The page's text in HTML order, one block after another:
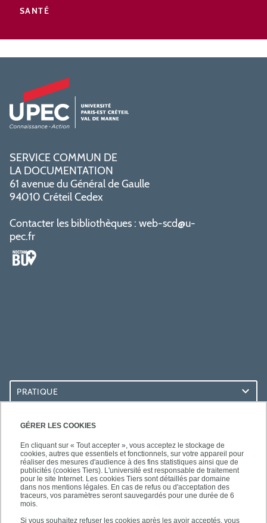
GÉRER LES COOKIES
En cliquant sur « Tout accepter », vous acceptez le stockage de
cookies, autres que essentiels et fonctionnels, sur votre appareil pour
réaliser des mesures d'audience à des fins statistiques ainsi que de
publicités (cookies Tiers). L'université est responsable de traitement
pour le site Internet. Les cookies Tiers sont détaillés par domaine
dans nos mentions légales. En cas de refus ou d'acceptation des
traceurs, vos paramètres seront sauvegardés pour une durée de 6
mois.
Si vous souhaitez refuser les cookies après les avoir acceptés, vous
SANTÉ
SERVICE COMMUN DE
LA DOCUMENTATION
61 avenue du Général de Gaulle
94010 Créteil Cedex
Contacter les bibliothèques : web-scd@u-
pec.fr
PRATIQUE
ACCÈS RAPIDES
LES BU SUR...